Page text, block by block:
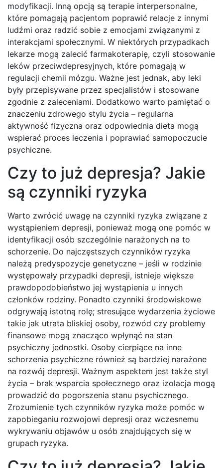
modyfikacji. Inną opcją są terapie interpersonalne,
które pomagają pacjentom poprawić relacje z innymi
ludźmi oraz radzić sobie z emocjami związanymi z
interakcjami społecznymi. W niektórych przypadkach
lekarze mogą zalecić farmakoterapię, czyli stosowanie
leków przeciwdepresyjnych, które pomagają w
regulacji chemii mózgu. Ważne jest jednak, aby leki
były przepisywane przez specjalistów i stosowane
zgodnie z zaleceniami. Dodatkowo warto pamiętać o
znaczeniu zdrowego stylu życia – regularna
aktywność fizyczna oraz odpowiednia dieta mogą
wspierać proces leczenia i poprawiać samopoczucie
psychiczne.
Czy to już depresja? Jakie
są czynniki ryzyka
Warto zwrócić uwagę na czynniki ryzyka związane z
wystąpieniem depresji, ponieważ mogą one pomóc w
identyfikacji osób szczególnie narażonych na to
schorzenie. Do najczęstszych czynników ryzyka
należą predyspozycje genetyczne – jeśli w rodzinie
występowały przypadki depresji, istnieje większe
prawdopodobieństwo jej wystąpienia u innych
członków rodziny. Ponadto czynniki środowiskowe
odgrywają istotną rolę; stresujące wydarzenia życiowe
takie jak utrata bliskiej osoby, rozwód czy problemy
finansowe mogą znacząco wpłynąć na stan
psychiczny jednostki. Osoby cierpiące na inne
schorzenia psychiczne również są bardziej narażone
na rozwój depresji. Ważnym aspektem jest także styl
życia – brak wsparcia społecznego oraz izolacja mogą
prowadzić do pogorszenia stanu psychicznego.
Zrozumienie tych czynników ryzyka może pomóc w
zapobieganiu rozwojowi depresji oraz wczesnemu
wykrywaniu objawów u osób znajdujących się w
grupach ryzyka.